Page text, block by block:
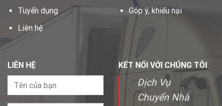
Tuyển dụng
Liên hệ
Góp ý, khiếu nại
LIÊN HỆ KẾT NỐI VỚI CHÚNG TÔI
Dịch Vụ
Chuyển Nhà